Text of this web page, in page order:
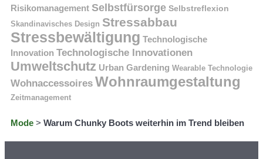
Risikomanagement Selbstfürsorge Selbstreflexion
Skandinavisches Design Stressabbau
Stressbewältigung Technologische
Innovation Technologische Innovationen
Umweltschutz Urban Gardening Wearable Technologie
Wohnaccessoires Wohnraumgestaltung
Zeitmanagement
Mode > Warum Chunky Boots weiterhin im Trend bleiben